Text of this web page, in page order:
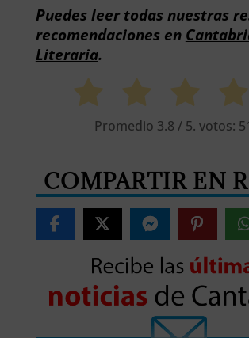
Puedes leer todas nuestras
recomendaciones en
Literaria.
Promedio 3.8 / 5. votos:
COMPARTIR EN